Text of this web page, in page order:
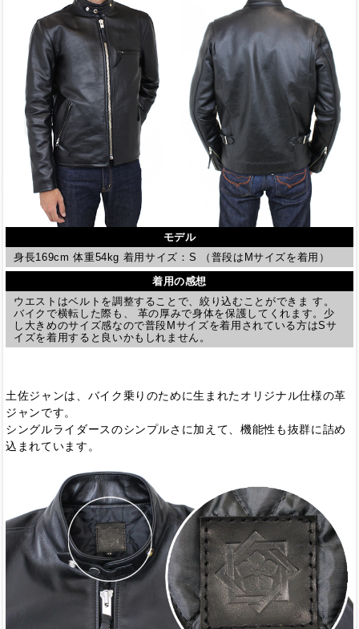
モデル
身長169cm 体重54kg 着用サイズ：S （普段はMサイズを着用）
着用の感想
ウエストはベルトを調整することで、絞り込むことができま す。
バイクで横転した際も、 革の厚みで身体を保護してくれます。少
し大きめのサイズ感なので普段Mサイズを着用されている方はSサ
イズを着用すると良いかもしれません。
土佐ジャンは、バイク乗りのために生まれたオリジナル仕様の革
ジャンです。
シングルライダースのシンプルさに加えて、機能性も抜群に詰め
込まれています。